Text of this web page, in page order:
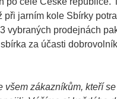
při jarním kole Sbírky
vybraných prodejnách
za účasti
všem zákazníkům, kteří